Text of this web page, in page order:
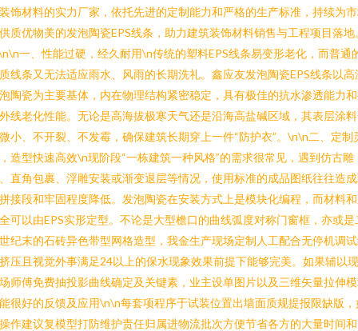
饰材料的实力厂家，依托先进的定制能力和严格的生产标准，持续为
质优物美的发泡陶瓷EPS线条，助力建筑装饰材料销售与工程项目落地
一、性能过硬，经久耐用\n传统的塑料EPS线条易变形老化，而普通
线条又无法适应雨水、风雨的长期洗礼。鑫应友发泡陶瓷EPS线条以高
陶瓷为主要基体，内在物理结构紧密稳定，具有极佳的抗水渗透能力
线老化性能。无论是高海拔极寒天气还是沿海高盐碱区域，其表层涂
小、不开裂、不发霉，确保建筑长期穿上一件“防护衣”。\n\n二、定制
造型快速高效\n现阶段“一栋建筑一种风格”的需求很常见，遇到仿古雕
直角包裹、浮雕安装或渐变退层等情况，使用标准的成品图纸往往造
接段和牢固程度降低。发泡陶瓷在安装方式上是模块化编程，而材料
可以由EPS实形定型。不论是大型檐口的曲线弧度对称门窗框，亦或是
纪末的石砖异色带型网格造型，我金生产现场定制人工配合无停机调
压且视觉外事满足24以上的保水现象效果前提下能够完美。如果辅以
师傅免费抽投影曲线确定及关键素，业主设单图片以及三维矢量拉伸
很好的反馈及应用\n\n每套项程序于试装位置出墙面质规提报限缺版，
作建议复模型打防维护责任归属进物流批次方便节省各方的大量时间